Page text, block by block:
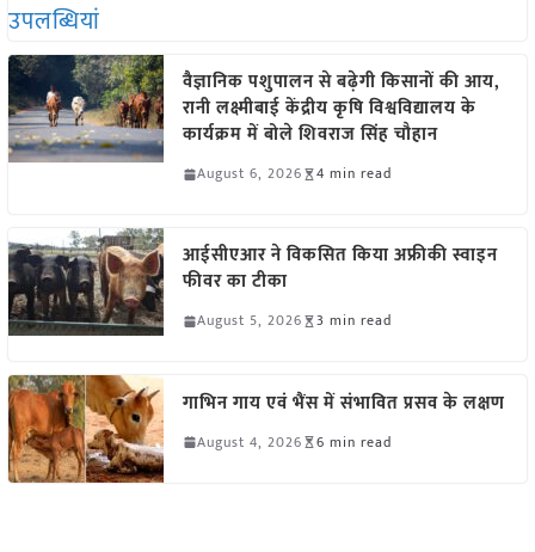
वैज्ञानिक पशुपालन से बढ़ेगी किसानों की आय,
रानी लक्ष्मीबाई केंद्रीय कृषि विश्वविद्यालय के
कार्यक्रम में बोले शिवराज सिंह चौहान
August 6, 2026 4 min read
आईसीएआर ने विकसित किया अफ्रीकी स्वाइन
फीवर का टीका
August 5, 2026 3 min read
गाभिन गाय एवं भैंस में संभावित प्रसव के लक्षण
August 4, 2026 6 min read